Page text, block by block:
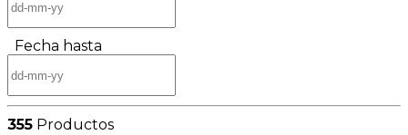
Fecha hasta
355 Productos